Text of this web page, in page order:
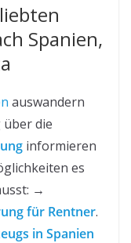
Spanien,
auswandern
die
informieren
es
→
für Rentner.
in Spanien